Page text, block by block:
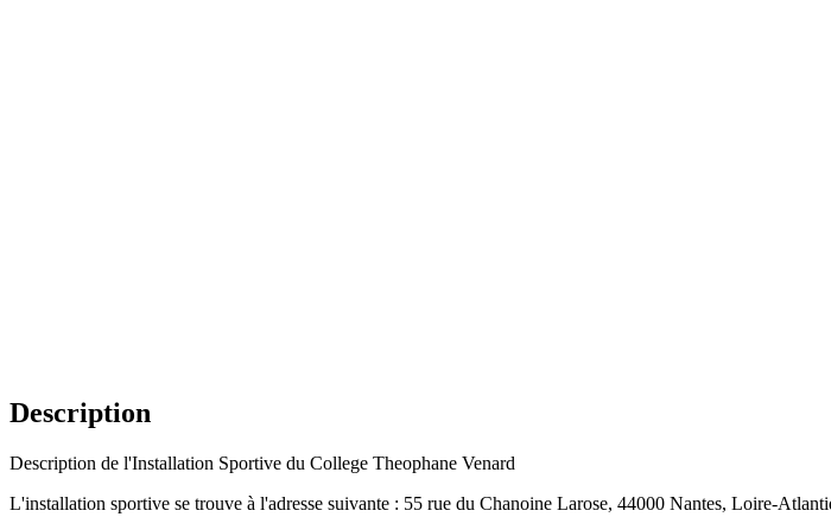
Description
Description de l'Installation Sportive du College Theophane Venard
L'installation sportive se trouve à l'adresse suivante : 55 rue du Chanoine Larose, 44000 Nantes, Loire-